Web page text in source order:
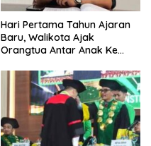
Hari Pertama Tahun Ajaran
Baru, Walikota Ajak
Orangtua Antar Anak Ke